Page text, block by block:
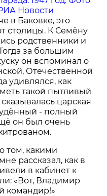
Новости
в Баковке, это
столицы. К Семёну
родственники и
за большим
он вспоминал о
Отечественной
удивлялся, как
такой пытливый
цар­ская
- полный
он был очень
том, какими
рассказал, как в
в кабинет к
«Вот, Владимир
командир!»